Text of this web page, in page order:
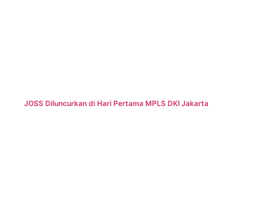
JOSS Diluncurkan di Hari Pertama MPLS DKI Jakarta